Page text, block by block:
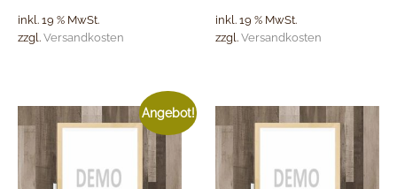
inkl. 19 % MwSt.
zzgl. Versandkosten
inkl. 19 % MwSt.
zzgl. Versandkosten
Angebot!